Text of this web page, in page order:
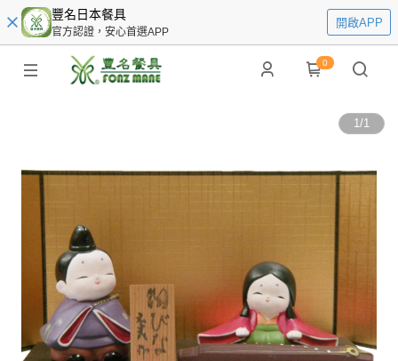
豐名日本餐具
官方認證，安心首選APP
開啟APP
0
1/1